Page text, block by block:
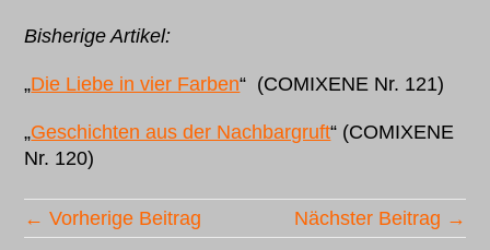
Bisherige Artikel:
„Die Liebe in vier Farben“ (COMIXENE Nr. 121)
„Geschichten aus der Nachbargruft“ (COMIXENE
Nr. 120)
← Vorherige Beitrag Nächster Beitrag →